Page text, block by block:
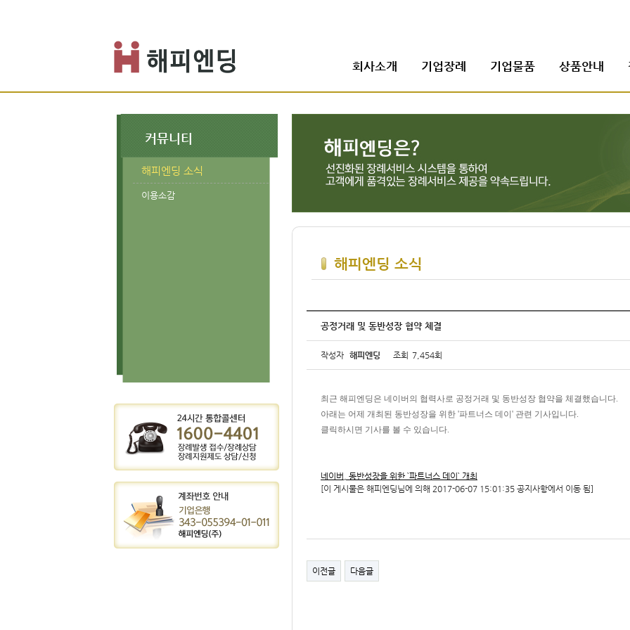
회사소개 기업장례 기업물품 상품안내
커뮤니티
해피엔딩 소식
이용소감
해피엔딩 소식
공정거래 및 동반성장 협약 체결
작성자 해피엔딩 조회 7,454회
최근 해피엔딩은 네이버의 협력사로 공정거래 및 동반성장 협약을 체결했습니다.
아래는 어제 개최된 동반성장을 위한 '파트너스 데이' 관련 기사입니다.
클릭하시면 기사를 볼 수 있습니다.
네이버, 동반성장을 위한 `파트너스 데이` 개최
[이 게시물은 해피엔딩님에 의해 2017-06-07 15:01:35 공지사항에서 이동 됨]
이전글 다음글